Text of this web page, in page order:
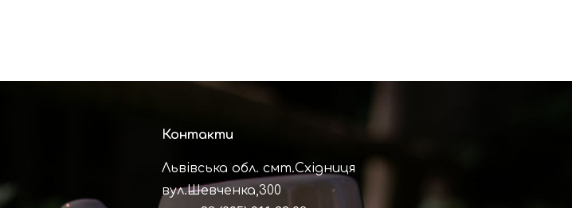
Контакти
Львівська обл. смт.Східниця
вул.Шевченка,300